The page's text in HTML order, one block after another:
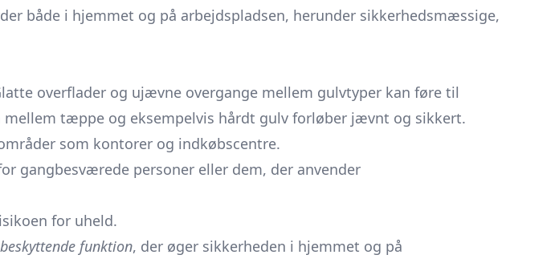
både i hjemmet og på arbejdspladsen, herunder sikkerhedsmæssige,
overflader og ujævne overgange mellem gulvtyper kan føre til
tæppe og eksempelvis hårdt gulv forløber jævnt og sikkert.
som kontorer og indkøbscentre.
gangbesværede personer eller dem, der anvender
for uheld.
beskyttende funktion, der øger sikkerheden i hjemmet og på